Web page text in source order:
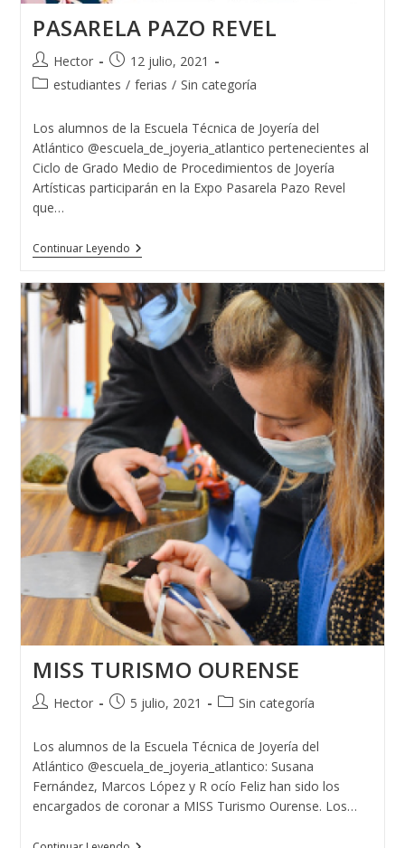
PASARELA PAZO REVEL
Autor
de
Hector
Publicación
de
12 julio, 2021
Categoría
la
entrada:
estudiantes / ferias / Sin categoría
Los alumnos de la Escuela Técnica de Joyería del
Atlántico @escuela_de_joyeria_atlantico pertenecientes al
Ciclo de Grado Medio de Procedimientos de Joyería
Artísticas participarán en la Expo Pasarela Pazo Revel
que…
Continuar LeyendoPASARELA
PAZO
MISS TURISMO OURENSE
Autor
la
entrada:
Hector
Publicación
la
entrada:
5 julio, 2021
Categoría
la
entrada:
Sin categoría
Los alumnos de la Escuela Técnica de Joyería del
Atlántico @escuela_de_joyeria_atlantico: Susana
Fernández, Marcos López y R ocío Feliz han sido los
encargados de coronar a MISS Turismo Ourense. Los…